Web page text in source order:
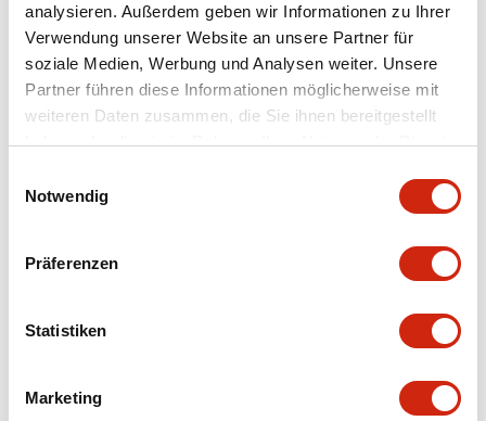
analysieren. Außerdem geben wir Informationen zu Ihrer
Verwendung unserer Website an unsere Partner für
soziale Medien, Werbung und Analysen weiter. Unsere
Partner führen diese Informationen möglicherweise mit
weiteren Daten zusammen, die Sie ihnen bereitgestellt
haben oder die sie im Rahmen Ihrer Nutzung der Dienste
Notwendig
Präferenzen
Statistiken
Marketing
Spezifikationen Alle erweitern
Mechanical Specifications